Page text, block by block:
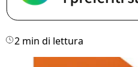
2 min di lettura